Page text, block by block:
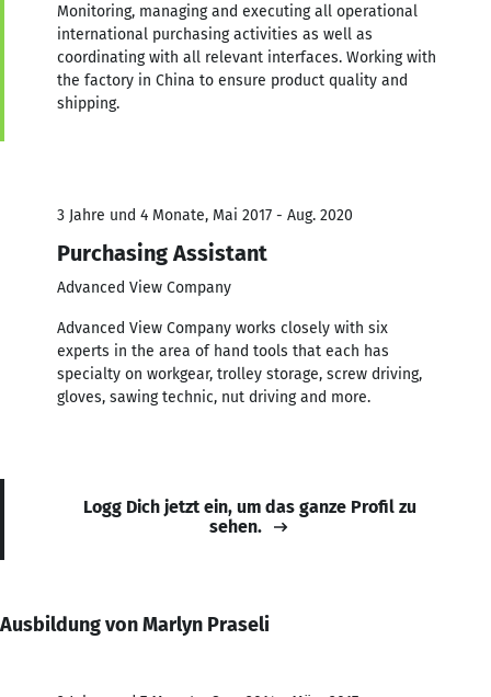
Monitoring, managing and executing all operational
international purchasing activities as well as
coordinating with all relevant interfaces. Working with
the factory in China to ensure product quality and
shipping.
3 Jahre und 4 Monate, Mai 2017 - Aug. 2020
Purchasing Assistant
Advanced View Company
Advanced View Company works closely with six
experts in the area of hand tools that each has
specialty on workgear, trolley storage, screw driving,
gloves, sawing technic, nut driving and more.
Logg Dich jetzt ein, um das ganze Profil zu
sehen.
Ausbildung von Marlyn Praseli